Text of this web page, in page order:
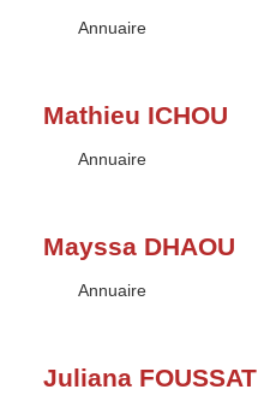
Type :
Annuaire
Mathieu ICHOU
Type :
Annuaire
Mayssa DHAOU
Type :
Annuaire
Juliana FOUSSAT